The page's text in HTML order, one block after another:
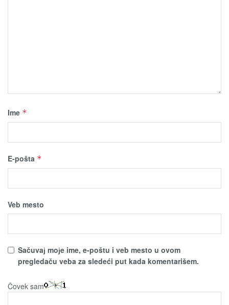
Ime *
E-pošta *
Veb mesto
Sačuvaј moјe ime, e-poštu i veb mesto u ovom
pregledaču veba za sledeći put kada komentarišem.
Čovek sam